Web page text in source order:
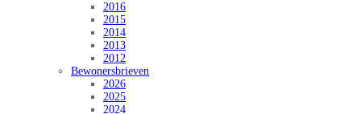
2016
2015
2014
2013
2012
Bewonersbrieven
2026
2025
2024